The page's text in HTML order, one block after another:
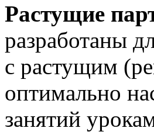
Растущие
разработаны
с растущим
оптимально
занятий